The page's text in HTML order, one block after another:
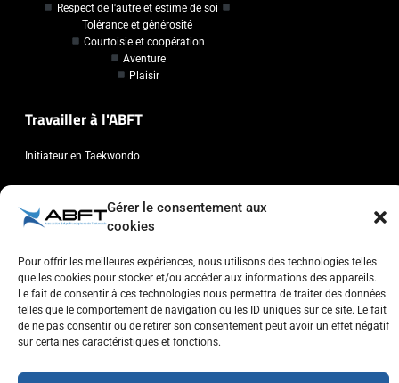
Gérer le consentement aux
cookies
Pour offrir les meilleures expériences, nous utilisons des technologies telles
que les cookies pour stocker et/ou accéder aux informations des appareils.
Le fait de consentir à ces technologies nous permettra de traiter des données
telles que le comportement de navigation ou les ID uniques sur ce site. Le fait
de ne pas consentir ou de retirer son consentement peut avoir un effet négatif
sur certaines caractéristiques et fonctions.
Respect de l'autre et estime de soi
Tolérance et générosité
Courtoisie et coopération
Aventure
Plaisir
Travailler à l'ABFT
Initiateur en Taekwondo
Chaussée de Wavre, 2057 - 1160 Auderghem
info@abft.be
+32 (0)2 347 34 77